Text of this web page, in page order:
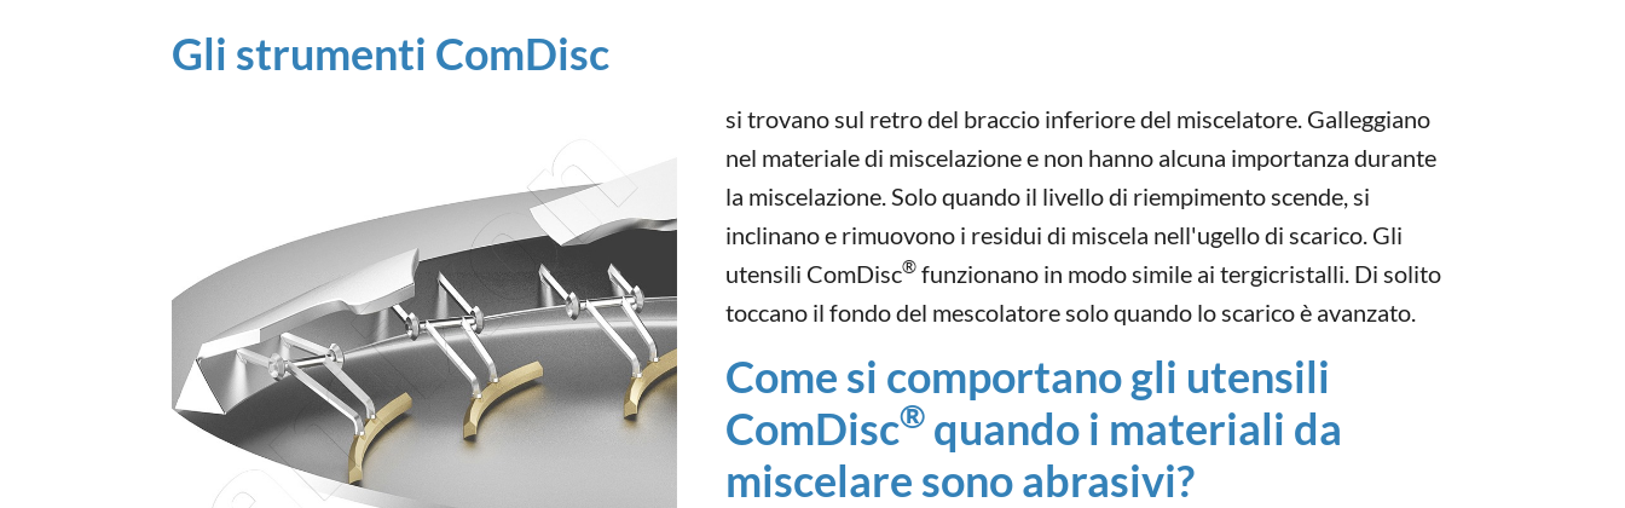
Gli strumenti ComDisc
si trovano sul retro del braccio inferiore del miscelatore. Galleggiano
nel materiale di miscelazione e non hanno alcuna importanza durante
la miscelazione. Solo quando il livello di riempimento scende, si
inclinano e rimuovono i residui di miscela nell'ugello di scarico. Gli
utensili ComDisc® funzionano in modo simile ai tergicristalli. Di solito
toccano il fondo del mescolatore solo quando lo scarico è avanzato.
Come si comportano gli utensili
ComDisc® quando i materiali da
miscelare sono abrasivi?